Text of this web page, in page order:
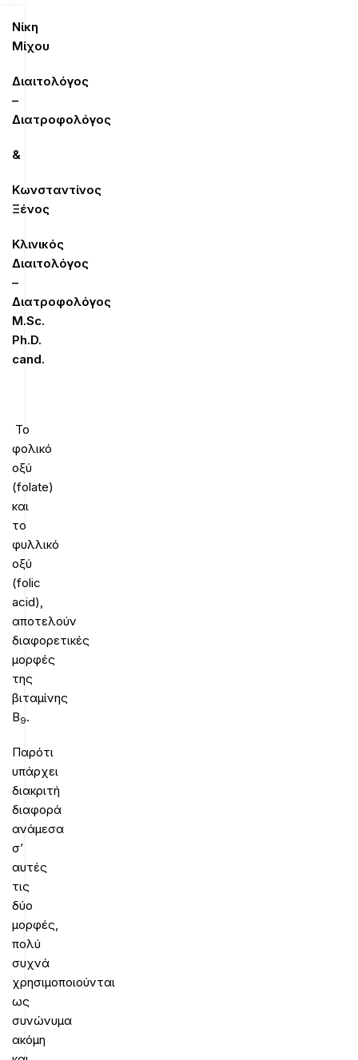
Νίκη
Μίχου
Διαιτολόγος
–
Διατροφολόγος
&
Κωνσταντίνος
Ξένος
Κλινικός
Διαιτολόγος
–
Διατροφολόγος
M.Sc.
Ph.D.
cand.
Το
φολικό
οξύ
(folate)
και
το
φυλλικό
οξύ
(folic
acid),
αποτελούν
διαφορετικές
μορφές
της
βιταμίνης
Β9.
Παρότι
υπάρχει
διακριτή
διαφορά
ανάμεσα
σ’
αυτές
τις
δύο
μορφές,
πολύ
συχνά
χρησιμοποιούνται
ως
συνώνυμα
ακόμη